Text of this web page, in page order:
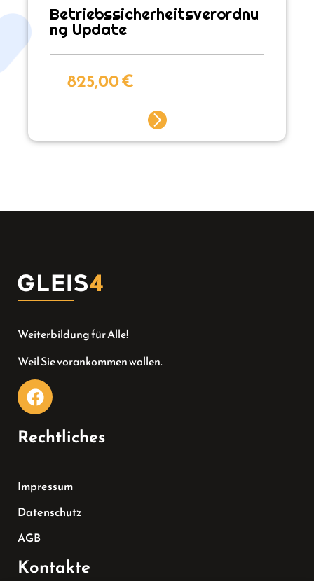
Betriebssicherheitsverordnu
ng Update
825,00€
Weiterbildung für Alle!
Weil Sie vorankommen wollen.
Rechtliches
Impressum
Datenschutz
AGB
Kontakte